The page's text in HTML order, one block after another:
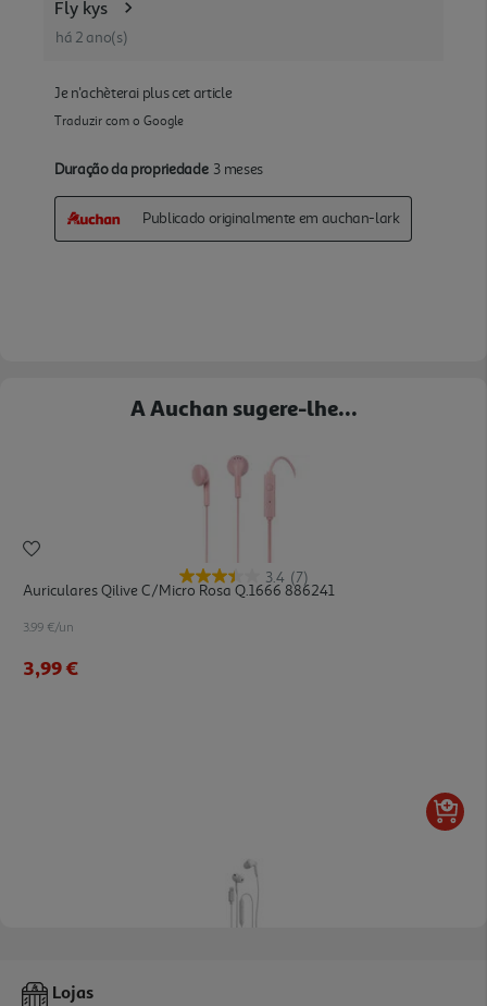
A Auchan sugere-lhe...
3.4 (7)
Auriculares Qilive C/micro Rosa Q.1666 886241
3.99 €/un
3,99 €
Auriculares Com Fio Lightning Qilive Q.1845 Brancos
Lojas